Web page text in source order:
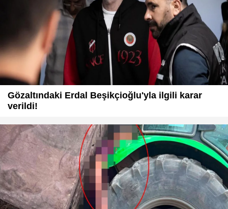
Gözaltındaki Erdal Beşikçioğlu'yla ilgili karar
verildi!